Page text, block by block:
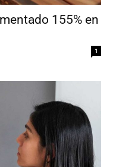
155% en
1